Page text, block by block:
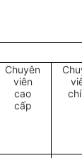
Chuyên
viên
cao
cấp